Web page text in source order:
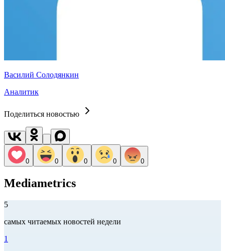
Василий Солодянкин
Аналитик
Поделиться новостью
0 0 0 0 0
Mediametrics
5
самых читаемых новостей недели
1